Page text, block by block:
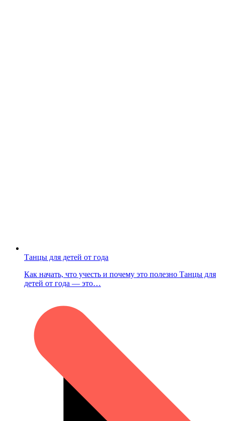
Танцы для детей от года
Как начать, что учесть и почему это полезно Танцы для
детей от года — это…